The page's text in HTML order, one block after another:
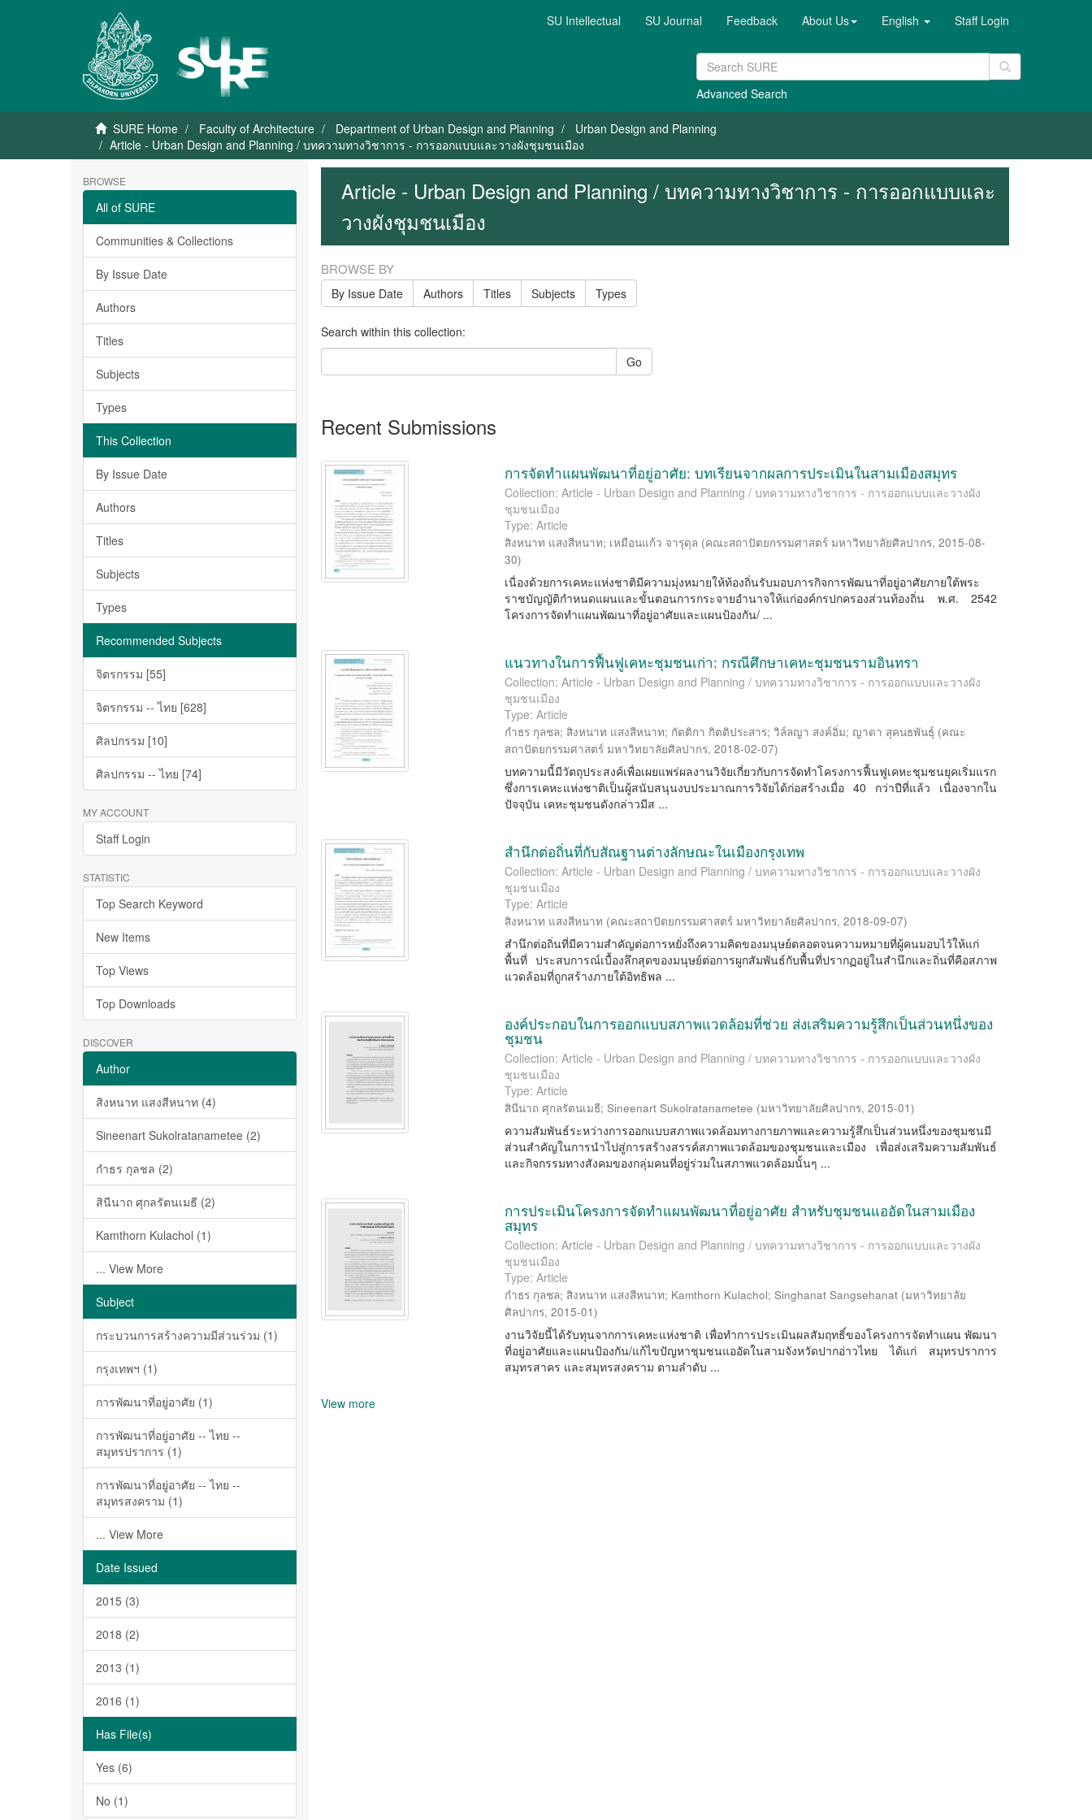
SU Intellectual SU Journal Feedback About Us English Staff Login
Advanced Search
SURE Home Faculty of Architecture Department of Urban Design and Planning
Urban Design and Planning
Article - Urban Design and Planning / บทความทางวิชาการ - การออกแบบและวางผังชุมชนเมือง
BROWSE
All of SURE
Communities & Collections
By Issue Date
Authors
Titles
Subjects
Types
This Collection
By Issue Date
Authors
Titles
Subjects
Types
Recommended Subjects
จิตรกรรม [55]
จิตรกรรม -- ไทย [628]
ศิลปกรรม [10]
ศิลปกรรม -- ไทย [74]
MY ACCOUNT
Staff Login
STATISTIC
Top Search Keyword
New Items
Top Views
Top Downloads
DISCOVER
Author
สิงหนาท แสงสีหนาท (4)
Sineenart Sukolratanametee (2)
กำธร กุลชล (2)
สินีนาถ ศุกลรัตนเมธี (2)
Kamthorn Kulachol (1)
... View More
Subject
กระบวนการสร้างความมีส่วนร่วม (1)
กรุงเทพฯ (1)
การพัฒนาที่อยู่อาศัย (1)
การพัฒนาที่อยู่อาศัย -- ไทย --
สมุทรปราการ (1)
การพัฒนาที่อยู่อาศัย -- ไทย --
สมุทรสงคราม (1)
... View More
Date Issued
2015 (3)
2018 (2)
2013 (1)
2016 (1)
Has File(s)
Yes (6)
No (1)
Article - Urban Design and Planning / บทความทางวิชาการ - การออกแบบและ
วางผังชุมชนเมือง
BROWSE BY
By Issue Date Authors Titles Subjects Types
Search within this collection:
Go
Recent Submissions
การจัดทำแผนพัฒนาที่อยู่อาศัย: บทเรียนจากผลการประเมินในสามเมืองสมุทร
Collection: Article - Urban Design and Planning / บทความทางวิชาการ - การออกแบบและวางผัง
ชุมชนเมือง
Type: Article
สิงหนาท แสงสีหนาท; เหมือนแก้ว จารุดุล (คณะสถาปัตยกรรมศาสตร์ มหาวิทยาลัยศิลปากร,2015-08-
30)
เนื่องด้วยการเคหะแห่งชาติมีความมุ่งหมายให้ท้องถิ่นรับมอบภารกิจการพัฒนาที่อยู่อาศัยภายใต้พระ
ราชบัญญัติกำหนดแผนและขั้นตอนการกระจายอำนาจให้แก่องค์กรปกครองส่วนท้องถิ่น พ.ศ. 2542
โครงการจัดทำแผนพัฒนาที่อยู่อาศัยและแผนป้องกัน/ ...
แนวทางในการฟื้นฟูเคหะชุมชนเก่า: กรณีศึกษาเคหะชุมชนรามอินทรา
Collection: Article - Urban Design and Planning / บทความทางวิชาการ - การออกแบบและวางผัง
ชุมชนเมือง
Type: Article
กำธร กุลชล; สิงหนาท แสงสีหนาท; กัตติกา กิตติประสาร; วิล์ลญา สงค์อิ่ม; ญาดา สุคนธพันธุ์ (คณะ
สถาปัตยกรรมศาสตร์ มหาวิทยาลัยศิลปากร,2018-02-07)
บทความนี้มีวัตถุประสงค์เพื่อเผยแพร่ผลงานวิจัยเกี่ยวกับการจัดทำโครงการฟื้นฟูเคหะชุมชนยุคเริ่มแรก
ซึ่งการเคหะแห่งชาติเป็นผู้สนับสนุนงบประมาณการวิจัยได้ก่อสร้างเมื่อ 40 กว่าปีที่แล้ว เนื่องจากใน
ปัจจุบัน เคหะชุมชนดังกล่าวมีส ...
สำนึกต่อถิ่นที่กับสัณฐานต่างลักษณะในเมืองกรุงเทพ
Collection: Article - Urban Design and Planning / บทความทางวิชาการ - การออกแบบและวางผัง
ชุมชนเมือง
Type: Article
สิงหนาท แสงสีหนาท (คณะสถาปัตยกรรมศาสตร์ มหาวิทยาลัยศิลปากร,2018-09-07)
สำนึกต่อถิ่นที่มีความสำคัญต่อการหยั่งถึงความคิดของมนุษย์ตลอดจนความหมายที่ผู้คนมอบไว้ให้แก่
พื้นที่ ประสบการณ์เบื้องลึกสุดของมนุษย์ต่อการผูกสัมพันธ์กับพื้นที่ปรากฏอยู่ในสำนึกและถิ่นที่คือสภาพ
แวดล้อมที่ถูกสร้างภายใต้อิทธิพล ...
องค์ประกอบในการออกแบบสภาพแวดล้อมที่ช่วย ส่งเสริมความรู้สึกเป็นส่วนหนึ่งของ
ชุมชน
Collection: Article - Urban Design and Planning / บทความทางวิชาการ - การออกแบบและวางผัง
ชุมชนเมือง
Type: Article
สินีนาถ ศุกลรัตนเมธี;Sineenart Sukolratanametee (มหาวิทยาลัยศิลปากร,2015-01)
ความสัมพันธ์ระหว่างการออกแบบสภาพแวดล้อมทางกายภาพและความรู้สึกเป็นส่วนหนึ่งของชุมชนมี
ส่วนสำคัญในการนำไปสู่การสร้างสรรค์สภาพแวดล้อมของชุมชนและเมือง เพื่อส่งเสริมความสัมพันธ์
และกิจกรรมทางสังคมของกลุ่มคนที่อยู่ร่วมในสภาพแวดล้อมนั้นๆ ...
การประเมินโครงการจัดทำแผนพัฒนาที่อยู่อาศัย สำหรับชุมชนแออัดในสามเมือง
สมุทร
Collection: Article - Urban Design and Planning / บทความทางวิชาการ - การออกแบบและวางผัง
ชุมชนเมือง
Type: Article
กำธร กุลชล; สิงหนาท แสงสีหนาท; Kamthorn Kulachol;Singhanat Sangsehanat (มหาวิทยาลัย
ศิลปากร,2015-01)
งานวิจัยนี้ได้รับทุนจากการเคหะแห่งชาติ เพื่อทำการประเมินผลสัมฤทธิ์ของโครงการจัดทำแผน พัฒนา
ที่อยู่อาศัยและแผนป้องกัน/แก้ไขปัญหาชุมชนแออัดในสามจังหวัดปากอ่าวไทย ได้แก่ สมุทรปราการ
สมุทรสาคร และสมุทรสงคราม ตามลำดับ ...
View more